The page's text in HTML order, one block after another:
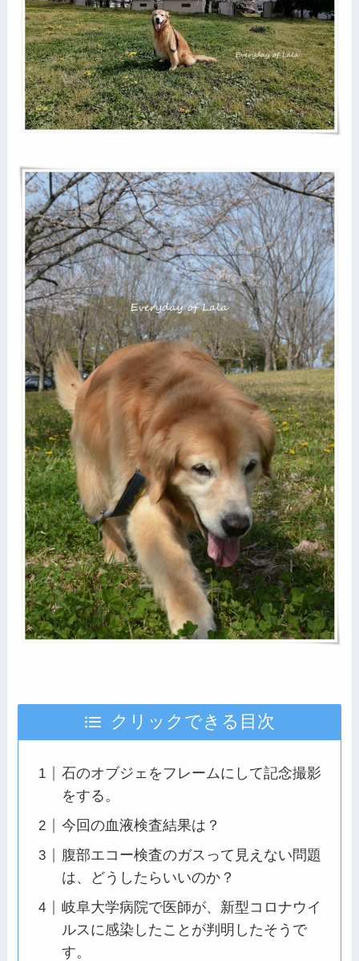
クリックできる目次
石のオブジェをフレームにして記念撮影
をする。
今回の血液検査結果は？
腹部エコー検査のガスって見えない問題
は、どうしたらいいのか？
岐阜大学病院で医師が、新型コロナウイ
ルスに感染したことが判明したそうで
す。